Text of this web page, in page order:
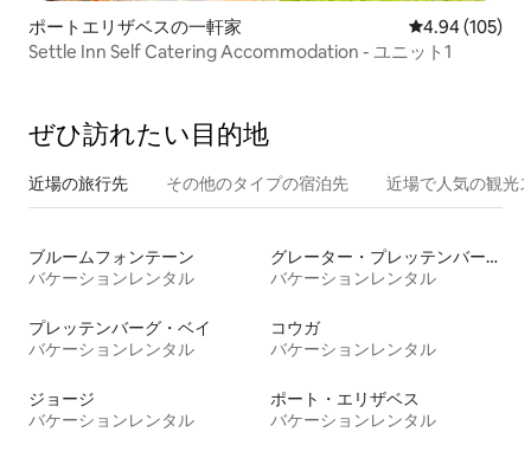
ポートエリザベスの一軒家 レビュー105
4.94 (105)
Settle Inn Self Catering Accommodation - ユニット1
ぜひ訪⁠れ⁠た⁠い目⁠的⁠地
近場の旅行先 その他のタ⁠イ⁠プ⁠の宿⁠泊⁠先 近場で人気の観光
ブルームフォンテーン
バケーションレンタル
グレーター・プレッテンバーグ・ベイ
バケーションレンタル
プレッテンバーグ・ベイ
バケーションレンタル
コウガ
バケーションレンタル
ジョージ
バケーションレンタル
ポート・エリザベス
バケーションレンタル